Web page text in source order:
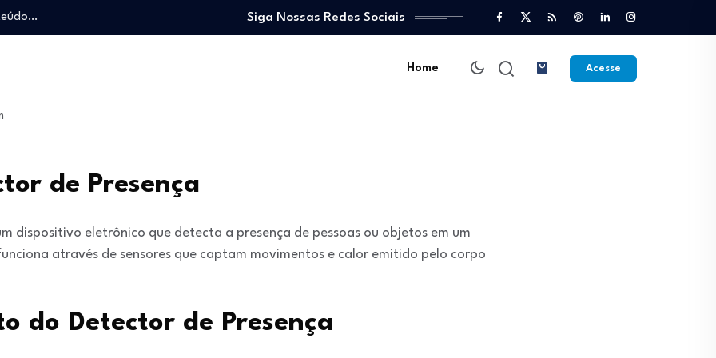
trabalhando…
e viver…
Siga Nossas Redes Sociais
Home Acesse
de Presença
dispositivo eletrônico que detecta a presença de pessoas ou objetos em um
através de sensores que captam movimentos e calor emitido pelo corpo
do Detector de Presença